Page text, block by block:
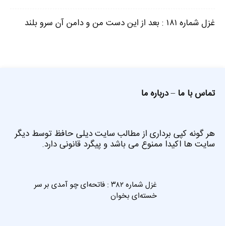
غزل شماره ۱۸۱ : بعد از این دست من و دامن آن سرو بلند
تماس با ما –درباره ما
هر گونه کپی برداری از مطالب سایت دیلی حافظ توسط دیگر
سایت ها اکیدا ممنوع می باشد و پیگرد قانونی دارد.
غزل شماره ۳۸۲ : فاتحه‌ای چو آمدی بر سر
خسته‌ای بخوان